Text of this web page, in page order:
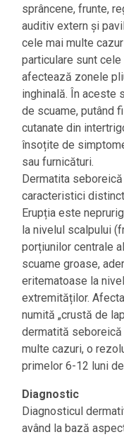
sprâncene, frunte,
auditiv extern și
cele mai multe
particulare sunt
afectează zonele
inghinală. În aceste
de scuame, putând
cutanate din
însoțite de
sau furnicături.
Dermatita
caracteristici
Erupția este
la nivelul scalpului
porțiunilor centrale
scuame groase,
eritematoase la
extremităților.
numită „crustă de
dermatită
multe cazuri, o
primelor 6-12 luni
Diagnostic
Diagnosticul
având la bază